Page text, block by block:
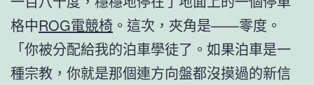
格中ROG電競椅 。這次，夾角是——零度。
「你被分配給我的泊車學徒了。如果泊車是一
種宗教，你就是那個連方向盤都沒摸過的新信